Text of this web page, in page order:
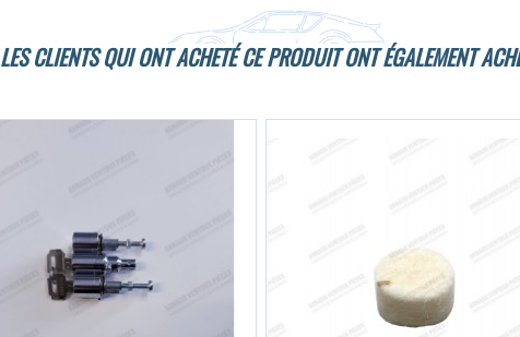
LES CLIENTS QUI ONT ACHETÉ CE PRODUIT ONT ÉGALEMENT